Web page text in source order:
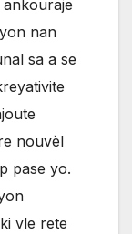
nan
sa a se
nouvèl
pase yo.
vle rete